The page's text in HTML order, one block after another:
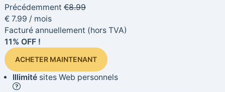
Précédemment €8.99
€7.99 / mois
Facturé annuellement (hors TVA)
11% OFF !
ACHETER MAINTENANT
Illimitésites Web personnels